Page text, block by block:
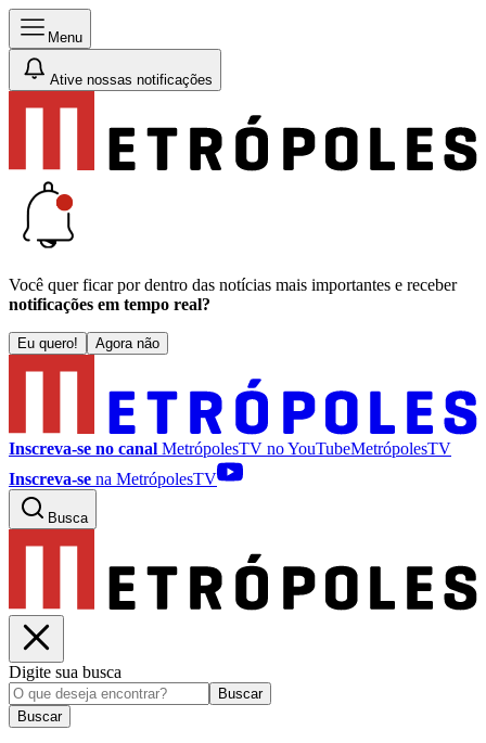
Menu
Ative nossas notificações
Você quer ficar por dentro das notícias mais importantes e receber
notificações em tempo real?
Eu quero! Agora não
Inscreva-se no canal MetrópolesTV noYouTubeMetrópolesTV
Inscreva-se na MetrópolesTV
Busca
Digite sua busca
Buscar
Buscar